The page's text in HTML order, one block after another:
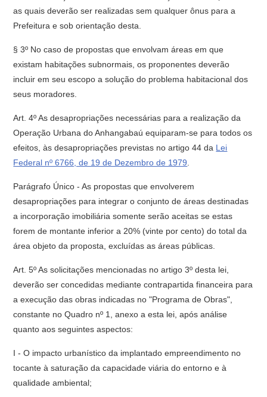
as quais deverão ser realizadas sem qualquer ônus para a
Prefeitura e sob orientação desta.
§ 3º No caso de propostas que envolvam áreas em que
existam habitações subnormais, os proponentes deverão
incluir em seu escopo a solução do problema habitacional dos
seus moradores.
Art. 4º As desapropriações necessárias para a realização da
Operação Urbana do Anhangabaú equiparam-se para todos os
efeitos, às desapropriações previstas no artigo 44 da Lei
Federal nº 6766, de 19 de Dezembro de 1979
Parágrafo Único - As propostas que envolverem
desapropriações para integrar o conjunto de áreas destinadas
a incorporação imobiliária somente serão aceitas se estas
forem de montante inferior a 20% (vinte por cento) do total da
área objeto da proposta, excluídas as áreas públicas.
Art. 5º As solicitações mencionadas no artigo 3º desta lei,
deverão ser concedidas mediante contrapartida financeira para
a execução das obras indicadas no "Programa de Obras",
constante no Quadro nº 1, anexo a esta lei, após análise
quanto aos seguintes aspectos:
I - O impacto urbanístico da implantado empreendimento no
tocante à saturação da capacidade viária do entorno e à
qualidade ambiental;